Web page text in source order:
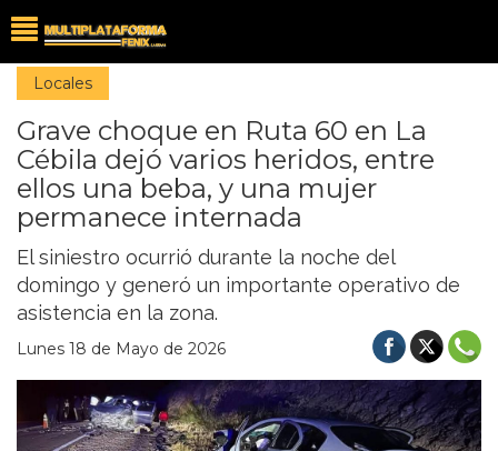
Locales
Grave choque en Ruta 60 en La
Cébila dejó varios heridos, entre
ellos una beba, y una mujer
permanece internada
El siniestro ocurrió durante la noche del
domingo y generó un importante operativo de
asistencia en la zona.
Lunes 18 de Mayo de 2026
Previous Next